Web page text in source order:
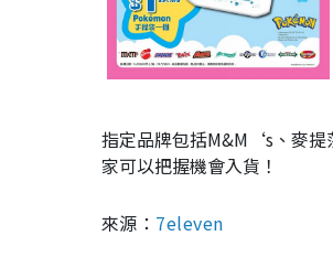
指定品牌包括M&M‘s、麥
家可以把握機會入貨！
來源： 7eleven